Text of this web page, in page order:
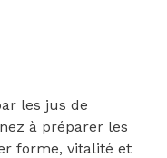
les jus de
à préparer les
forme, vitalité et